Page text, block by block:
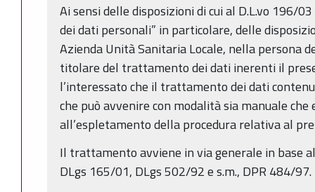
Ai sensi delle disposizioni di cui al D.L.vo 196/
dei dati personali” in particolare, delle
Azienda Unità Sanitaria Locale, nella persona
titolare del trattamento dei dati inerenti il
l’interessato che il trattamento dei dati
che può avvenire con modalità sia manuale
all’espletamento della procedura relativa al
Il trattamento avviene in via generale in base
DLgs 165/01, DLgs 502/92 e s.m., DPR 484/97.